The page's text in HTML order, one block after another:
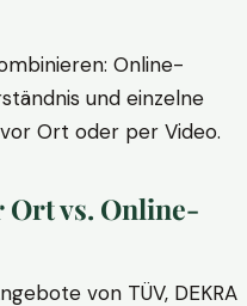
Online-
und einzelne
Ort oder per Video.
Ort vs. Online-
von TÜV, DEKRA